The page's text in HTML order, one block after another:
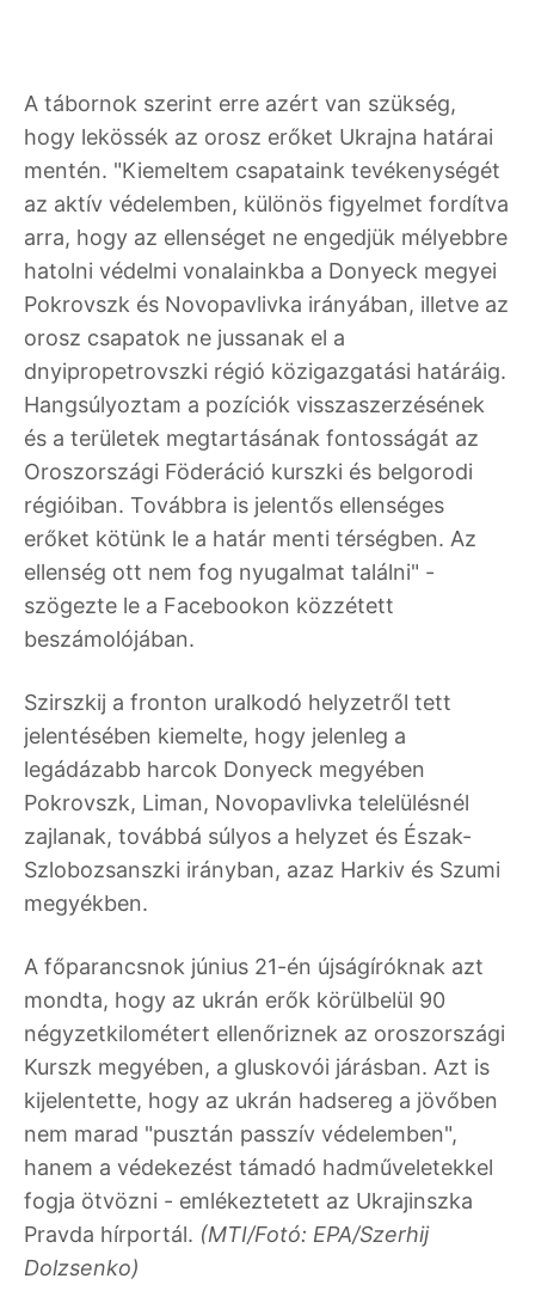
A tábornok szerint erre azért van szükség,
hogy lekössék az orosz erőket Ukrajna határai
mentén. "Kiemeltem csapataink tevékenységét
az aktív védelemben, különös figyelmet fordítva
arra, hogy az ellenséget ne engedjük mélyebbre
hatolni védelmi vonalainkba a Donyeck megyei
Pokrovszk és Novopavlivka irányában, illetve az
orosz csapatok ne jussanak el a
dnyipropetrovszki régió közigazgatási határáig.
Hangsúlyoztam a pozíciók visszaszerzésének
és a területek megtartásának fontosságát az
Oroszországi Föderáció kurszki és belgorodi
régióiban. Továbbra is jelentős ellenséges
erőket kötünk le a határ menti térségben. Az
ellenség ott nem fog nyugalmat találni" -
szögezte le a Facebookon közzétett
beszámolójában.
Szirszkij a fronton uralkodó helyzetről tett
jelentésében kiemelte, hogy jelenleg a
legádázabb harcok Donyeck megyében
Pokrovszk, Liman, Novopavlivka telelülésnél
zajlanak, továbbá súlyos a helyzet és Észak-
Szlobozsanszki irányban, azaz Harkiv és Szumi
megyékben.
A főparancsnok június 21-én újságíróknak azt
mondta, hogy az ukrán erők körülbelül 90
négyzetkilométert ellenőriznek az oroszországi
Kurszk megyében, a gluskovói járásban. Azt is
kijelentette, hogy az ukrán hadsereg a jövőben
nem marad "pusztán passzív védelemben",
hanem a védekezést támadó hadműveletekkel
fogja ötvözni - emlékeztetett az Ukrajinszka
Pravda hírportál. (MTI/Fotó: EPA/Szerhij
Dolzsenko)